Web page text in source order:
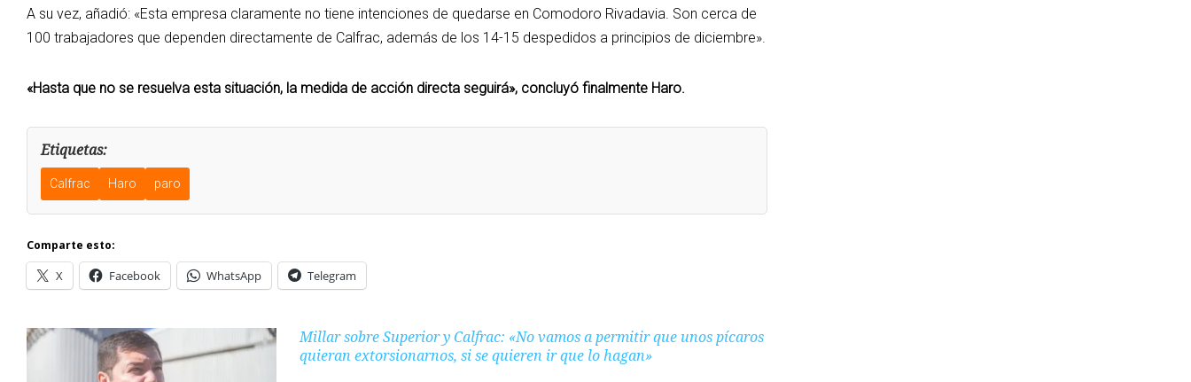
A su vez, añadió: «Esta empresa claramente no tiene intenciones de quedarse en Comodoro Rivadavia. Son cerca de
100 trabajadores que dependen directamente de Calfrac, además de los 14-15 despedidos a principios de diciembre».
«Hasta que no se resuelva esta situación, la medida de acción directa seguirá», concluyó finalmente Haro.
Etiquetas:
Calfrac Haro paro
Comparte esto:
X Facebook WhatsApp Telegram
Millar sobre Superior y Calfrac: «No vamos a permitir que unos pícaros
quieran extorsionarnos, si se quieren ir que lo hagan»